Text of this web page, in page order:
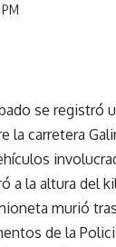
se
la carretera
a la altura del
murió
de la